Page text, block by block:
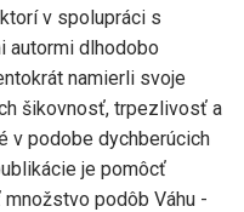
v spolupráci s
autormi dlhodobo
namierli svoje
šikovnosť, trpezlivosť a
v podobe dychberúcich
je pomôcť
podôb Váhu -